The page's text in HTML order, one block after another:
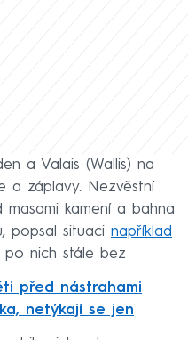
a Valais (Wallis) na
a záplavy. Nezvěstní
kamení a bahna
popsal situaci například
po nich stále bez
před nástrahami
netýkají se jen